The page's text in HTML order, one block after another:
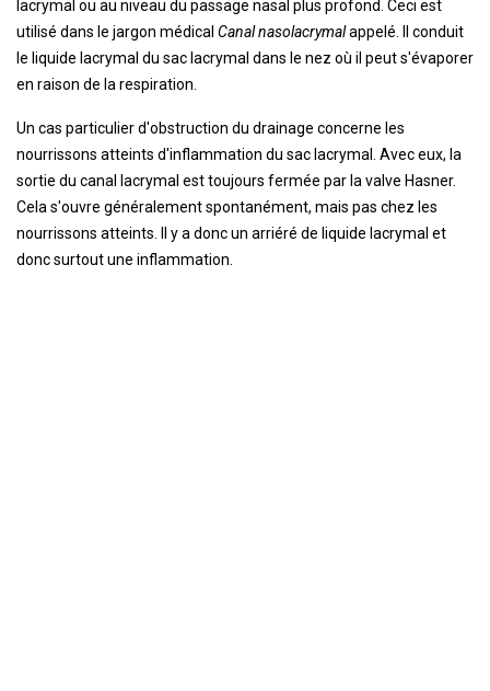
lacrymal ou au niveau du passage nasal plus profond. Ceci est
utilisé dans le jargon médical Canal nasolacrymalappelé. Il conduit
le liquide lacrymal du sac lacrymal dans le nez où il peut s'évaporer
en raison de la respiration.
Un cas particulier d'obstruction du drainage concerne les
nourrissons atteints d'inflammation du sac lacrymal. Avec eux, la
sortie du canal lacrymal est toujours fermée par la valve Hasner.
Cela s'ouvre généralement spontanément, mais pas chez les
nourrissons atteints. Il y a donc un arriéré de liquide lacrymal et
donc surtout une inflammation.